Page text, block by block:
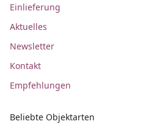
Einlieferung
Aktuelles
Newsletter
Kontakt
Empfehlungen
Beliebte Objektarten